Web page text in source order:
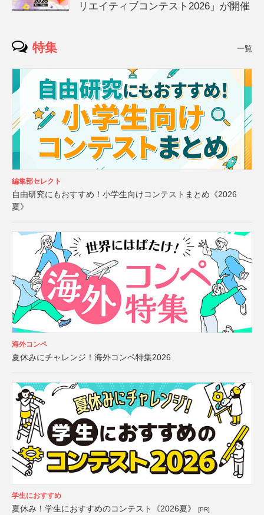
リエイティブコンテスト2026」が開催
特集 一覧
編集部セレクト
自由研究にもおすすめ！小学生向けコンテストまとめ《2026
夏》
海外コンペ
夏休みにチャレンジ！海外コンペ特集2026
学生におすすめ
夏休み！学生におすすめのコンテスト《2026夏》 [PR]